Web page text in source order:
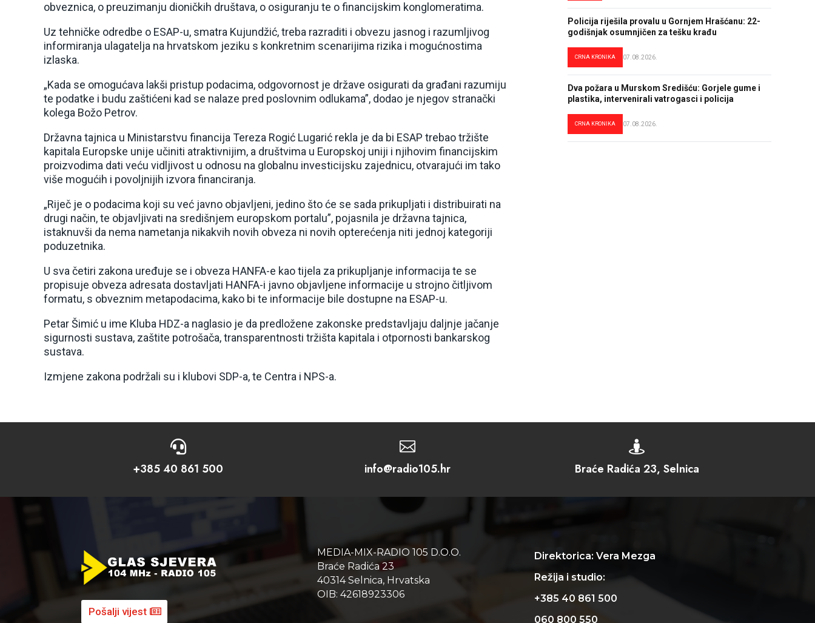
obveznica, o preuzimanju dioničkih društava, o osiguranju te o financijskim konglomeratima.
Uz tehničke odredbe o ESAP-u, smatra Kujundžić, treba razraditi i obvezu jasnog i razumljivog
informiranja ulagatelja na hrvatskom jeziku s konkretnim scenarijima rizika i mogućnostima
izlaska.
„Kada se omogućava lakši pristup podacima, odgovornost je države osigurati da građani razumiju
te podatke i budu zaštićeni kad se nalaze pred poslovnim odlukama”, dodao je njegov stranački
kolega Božo Petrov.
Državna tajnica u Ministarstvu financija Tereza Rogić Lugarić rekla je da bi ESAP trebao tržište
kapitala Europske unije učiniti atraktivnijim, a društvima u Europskoj uniji i njihovim financijskim
proizvodima dati veću vidljivost u odnosu na globalnu investicijsku zajednicu, otvarajući im tako
više mogućih i povoljnijih izvora financiranja.
„Riječ je o podacima koji su već javno objavljeni, jedino što će se sada prikupljati i distribuirati na
drugi način, te objavljivati na središnjem europskom portalu”, pojasnila je državna tajnica,
istaknuvši da nema nametanja nikakvih novih obveza ni novih opterećenja niti jednoj kategoriji
poduzetnika.
U sva četiri zakona uređuje se i obveza HANFA-e kao tijela za prikupljanje informacija te se
propisuje obveza adresata dostavljati HANFA-i javno objavljene informacije u strojno čitljivom
formatu, s obveznim metapodacima, kako bi te informacije bile dostupne na ESAP-u.
Petar Šimić u ime Kluba HDZ-a naglasio je da predložene zakonske predstavljaju daljnje jačanje
sigurnosti sustava, zaštite potrošača, transparentnosti tržišta kapitala i otpornosti bankarskog
sustava.
Izmjene zakona podržali su i klubovi SDP-a, te Centra i NPS-a.
Policija riješila provalu u Gornjem Hrašćanu: 22-
godišnjak osumnjičen za tešku krađu
CRNA KRONIKA 07.08.2026.
Dva požara u Murskom Središću: Gorjele gume i
plastika, intervenirali vatrogasci i policija
CRNA KRONIKA 07.08.2026.

+385 40 861 500

info@radio105.hr

Braće Radića 23, Selnica
Pošalji vijest
MEDIA-MIX-RADIO 105 D.O.O.
Braće Radića 23
40314 Selnica, Hrvatska
OIB: 42618923306
Direktorica: Vera Mezga
Režija i studio:
+385 40 861 500
060 800 550